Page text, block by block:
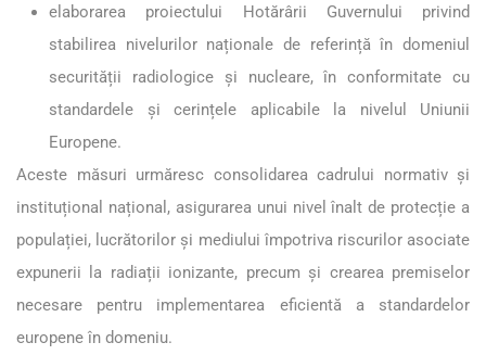
elaborarea proiectului Hotărârii Guvernului privind
stabilirea nivelurilor naționale de referință în domeniul
securității radiologice și nucleare, în conformitate cu
standardele și cerințele aplicabile la nivelul Uniunii
Europene.
Aceste măsuri urmăresc consolidarea cadrului normativ și
instituțional național, asigurarea unui nivel înalt de protecție a
populației, lucrătorilor și mediului împotriva riscurilor asociate
expunerii la radiații ionizante, precum și crearea premiselor
necesare pentru implementarea eficientă a standardelor
europene în domeniu.